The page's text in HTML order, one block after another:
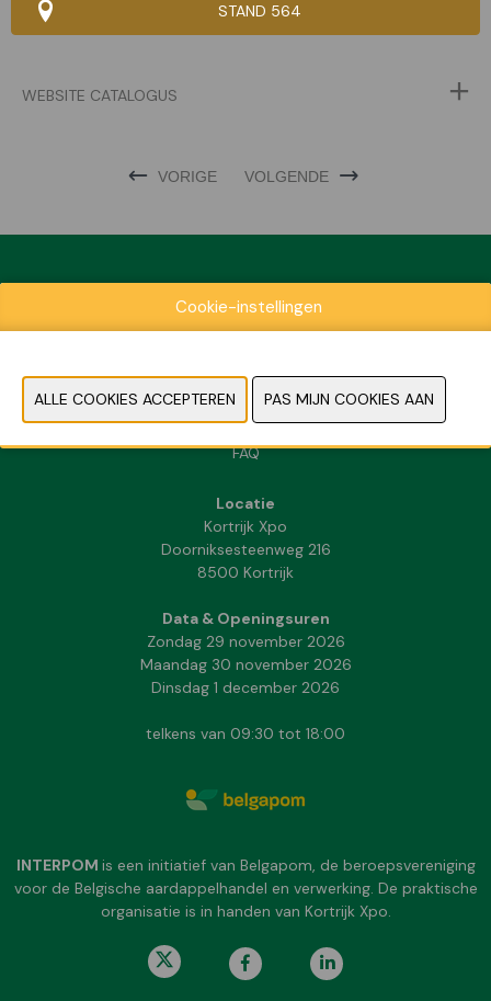
STAND 564
WEBSITE CATALOGUS
VORIGE VOLGENDE
Exposantenlijst
Contact
Pers- en beeldmateriaal
FAQ
Locatie
Kortrijk Xpo
Doorniksesteenweg 216
8500 Kortrijk
Data & Openingsuren
Zondag 29 november 2026
Maandag 30 november 2026
Dinsdag 1 december 2026
telkens van 09:30 tot 18:00
INTERPOM is een initiatief van Belgapom, de beroepsvereniging
voor de Belgische aardappelhandel en verwerking. De praktische
organisatie is in handen van Kortrijk Xpo.
Cookie-instellingen